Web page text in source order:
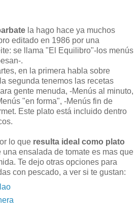
la hago hace ya muchos
editado en 1986 por una
se llama "El Equilibro"-los menús
.
en la primera habla sobre
segunda tenemos las recetas
gente menuda, -Menús al minuto,
"en forma", -Menús fin de
Este plato está incluido dentro
lo que resulta ideal como plato
una ensalada de tomate es mas que
Te dejo otras opciones para
con pescado, a ver si te gustan: